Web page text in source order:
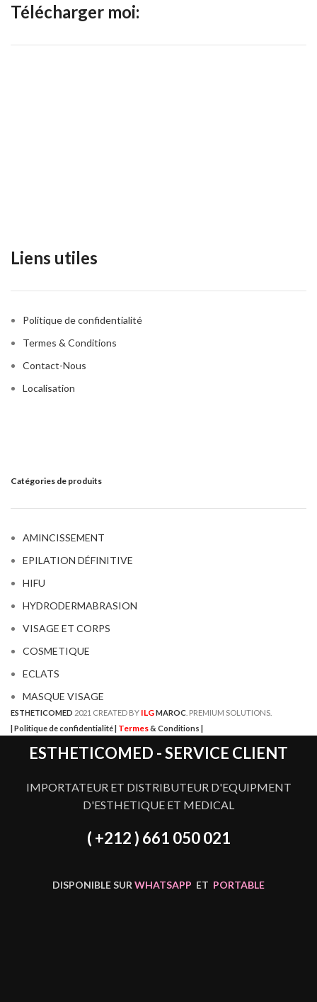
Télécharger moi:
Liens utiles
Politique de confidentialité
Termes & Conditions
Contact-Nous
Localisation
Catégories de produits
AMINCISSEMENT
EPILATION DÉFINITIVE
HIFU
HYDRODERMABRASION
VISAGE ET CORPS
COSMETIQUE
ECLATS
MASQUE VISAGE
ESTHETICOMED 2021 CREATED BY ILGMAROC . PREMIUM SOLUTIONS.
| Politique de confidentialité |
Termes& Conditions |
ESTHETICOMED - SERVICE CLIENT
IMPORTATEUR ET DISTRIBUTEUR D'EQUIPMENT
D'ESTHETIQUE ET MEDICAL
( +212 ) 661 050 021
DISPONIBLE SUR WHATSAPP ET PORTABLE